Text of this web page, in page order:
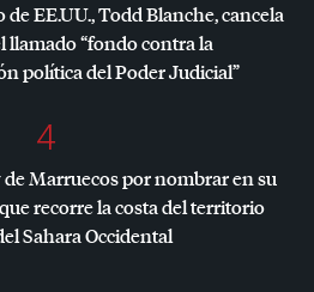
EE.UU., Todd Blanche, cancela
llamado “fondo contra la
política del Poder Judicial”
4
Marruecos por nombrar en su
recorre la costa del territorio
Sahara Occidental